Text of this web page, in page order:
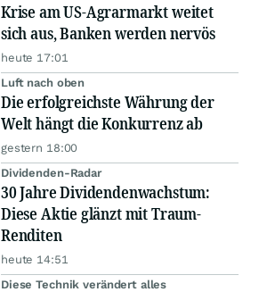
Krise am US-Agrarmarkt weitet
sich aus, Banken werden nervös
heute 17:01
Luft nach oben
Die erfolgreichste Währung der
Welt hängt die Konkurrenz ab
gestern 18:00
Dividenden-Radar
30 Jahre Dividendenwachstum:
Diese Aktie glänzt mit Traum-
Renditen
heute 14:51
Diese Technik verändert alles